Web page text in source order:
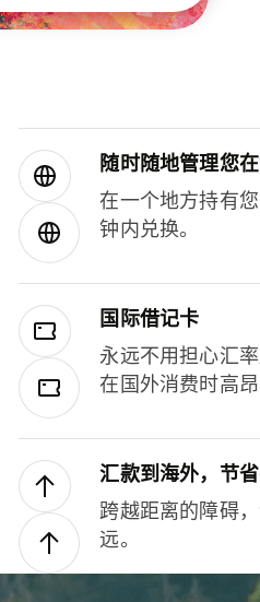
随时随地管理您
在一个地方持有
钟内兑换。
国际借记卡
永远不用担心汇
在国外消费时高昂
汇款到海外，节
跨越距离的障碍
远。